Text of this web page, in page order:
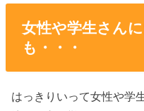
女性や学生さん
も・・・
はっきりいって女性や学